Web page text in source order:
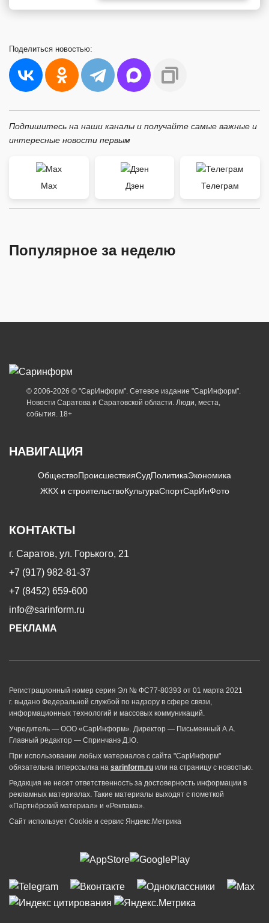
Поделиться новостью:
Подпишитесь на наши каналы и получайте самые важные и
интересные новости первым
Max Дзен Телеграм
Популярное за неделю
© 2006-2026 © "СарИнформ". Сетевое издание "СарИнформ".
Новости Саратова и Саратовской области. Люди, места,
события. 18+
НАВИГАЦИЯ
ОбществоПроисшествияСудПолитикаЭкономика
ЖКХ и строительствоКультураСпортСарИнФото
КОНТАКТЫ
г. Саратов, ул. Горького, 21
+7 (917) 982-81-37
+7 (8452) 659-600
info@sarinform.ru
РЕКЛАМА
Регистрационный номер серия Эл № ФС77-80393 от 01 марта 2021
г. выдано Федеральной службой по надзору в сфере связи,
информационных технологий и массовых коммуникаций.
Учредитель — ООО «СарИнформ». Директор — Письменный А.А.
Главный редактор — Спринчанэ Д.Ю.
При использовании любых материалов с сайта "СарИнформ"
обязательна гиперссылка на sarinform.ru или на страницу с новостью.
Редакция не несет ответственность за достоверность информации в
рекламных материалах. Такие материалы выходят с пометкой
«Партнёрский материал» и «Реклама».
Сайт использует Cookie и сервиc Яндекс.Метрика